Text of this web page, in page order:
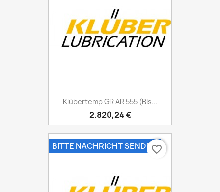
Klübertemp GR AR 555 (bis...
2.820,24 €
BITTE NACHRICHT SENDENfavorite_border